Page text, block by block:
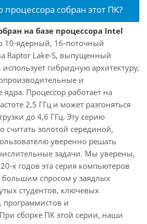
процессора собран этот ПК?
на базе процессора Intel
10-ядерный, 16-поточный
Raptor Lake-S, выпущенный
гибридную архитектуру,
и
Процессор работает на
2,5 ГГц и может разгоняться
до 4,6 ГГц. Эту серию
золотой серединой,
уверенно решать
задачи. Мы уверены,
х годов эта серия компьютеров
большим спросом у заядлых
студентов, ключевых
программистов и
сборке ПК этой серии, наши